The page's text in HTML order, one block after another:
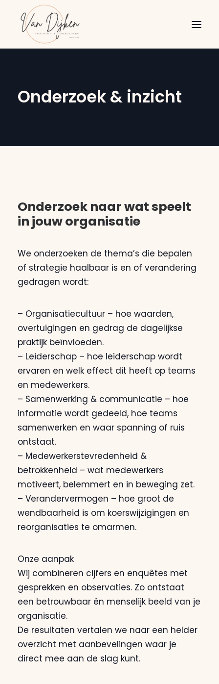
Contact
Onderzoek & inzicht
Onderzoek naar wat speelt
in jouw organisatie
We onderzoeken de thema’s die bepalen
of strategie haalbaar is en of verandering
gedragen wordt:
– Organisatiecultuur – hoe waarden,
overtuigingen en gedrag de dagelijkse
praktijk beïnvloeden.
– Leiderschap – hoe leiderschap wordt
ervaren en welk effect dit heeft op teams
en medewerkers.
– Samenwerking & communicatie – hoe
informatie wordt gedeeld, hoe teams
samenwerken en waar spanning of ruis
ontstaat.
– Medewerkerstevredenheid &
betrokkenheid – wat medewerkers
motiveert, belemmert en in beweging zet.
– Verandervermogen – hoe groot de
wendbaarheid is om koerswijzigingen en
reorganisaties te omarmen.
Onze aanpak
Wij combineren cijfers en enquêtes met
gesprekken en observaties. Zo ontstaat
een betrouwbaar én menselijk beeld van je
organisatie.
De resultaten vertalen we naar een helder
overzicht met aanbevelingen waar je
direct mee aan de slag kunt.